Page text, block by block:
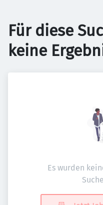
Für diese
keine
Es wurden